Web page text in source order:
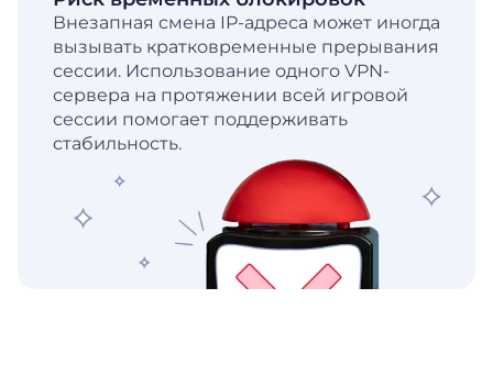
Внезапная смена IP-адреса может иногда
вызывать кратковременные прерывания
сессии. Использование одного VPN-
сервера на протяжении всей игровой
сессии помогает поддерживать
стабильность.